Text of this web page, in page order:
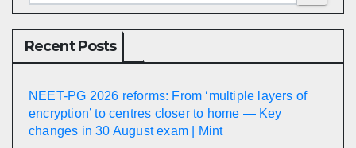
Recent Posts
NEET-PG 2026 reforms: From ‘multiple layers of
encryption’ to centres closer to home — Key
changes in 30 August exam | Mint